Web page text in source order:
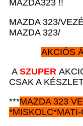
MAZDA323 !!
MAZDA 323/
MAZDA 323/
AKCIÓS
A SZUPER
CSAK A
***MAZDA 323
*MISKOLC*MATI-